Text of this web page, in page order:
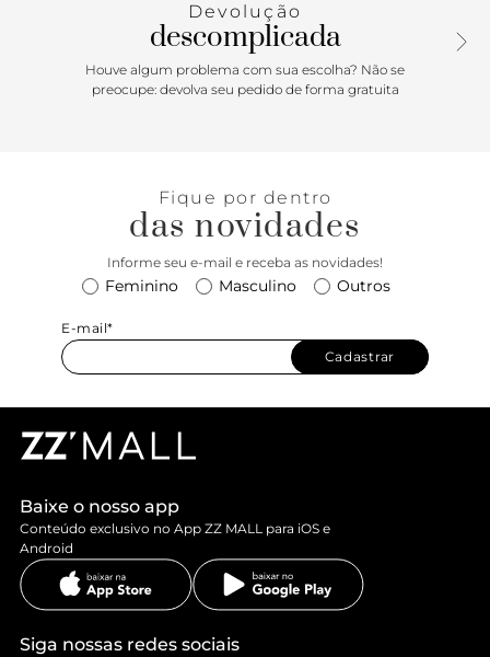
manga curta é urbana e compõe o visual casual, com
inspiração no street style. A camiseta proporciona conforto
e veste fácil, onde a única preocupação é apenas curtir
dentro e fora das pistas com estilo.
Devolução
descomplicada
Houve algum problema com sua escolha? Não se
preocupe: devolva seu pedido de forma gratuita
Fique por dentro
das novidades
Informe seu e-mail e receba as novidades!
Feminino Masculino Outros
E-mail*
Cadastrar
Baixe o nosso app
Conteúdo exclusivo no App ZZ MALL para iOS e
Android
Siga nossas redes sociais